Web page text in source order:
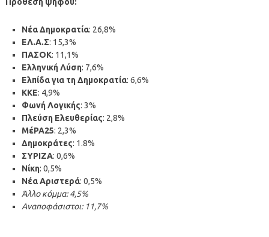
Νέα Δημοκρατία: 26,8%
ΕΛ.Α.Σ: 15,3%
ΠΑΣΟΚ: 11,1%
Ελληνική Λύση: 7,6%
Ελπίδα για τη Δημοκρατία: 6,6%
ΚΚΕ: 4,9%
Φωνή Λογικής: 3%
Πλεύση Ελευθερίας: 2,8%
ΜέΡΑ25: 2,3%
Δημοκράτες: 1.8%
ΣΥΡΙΖΑ: 0,6%
Νίκη: 0,5%
Νέα Αριστερά: 0,5%
Άλλο κόμμα: 4,5%
Αναποφάσιστοι: 11,7%